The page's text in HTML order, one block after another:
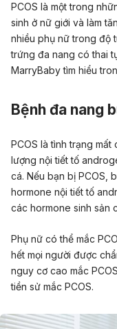
PCOS là một trong
sinh ở nữ giới và làm
nhiều phụ nữ trong độ
trứng đa nang có thai
MarryBaby tìm hiểu
Bệnh đa nang
PCOS là tình trạng mất
lượng nội tiết tố
cá. Nếu bạn bị PCOS,
hormone nội tiết tố
các hormone sinh sản
Phụ nữ có thể mắc
hết mọi người được
nguy cơ cao mắc
tiền sử mắc PCOS.